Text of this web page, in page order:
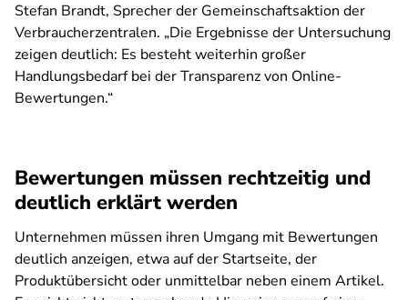
Stefan Brandt, Sprecher der Gemeinschaftsaktion der
Verbraucherzentralen. „Die Ergebnisse der Untersuchung
zeigen deutlich: Es besteht weiterhin großer
Handlungsbedarf bei der Transparenz von Online-
Bewertungen.“
Bewertungen müssen rechtzeitig und
deutlich erklärt werden
Unternehmen müssen ihren Umgang mit Bewertungen
deutlich anzeigen, etwa auf der Startseite, der
Produktübersicht oder unmittelbar neben einem Artikel.